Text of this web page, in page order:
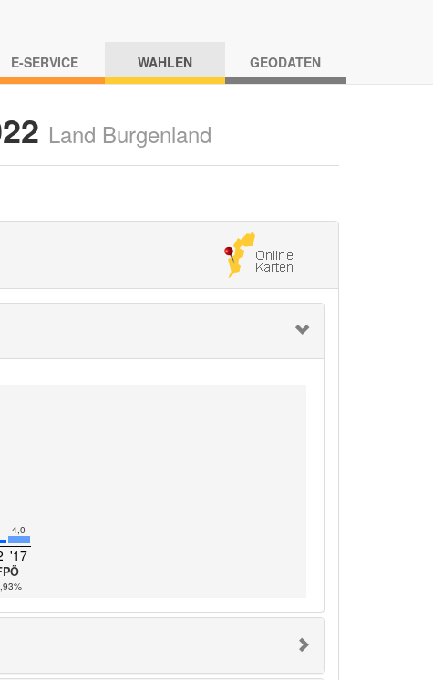
E-SERVICE WAHLEN GEODATEN
Land Burgenland
4,0
'17